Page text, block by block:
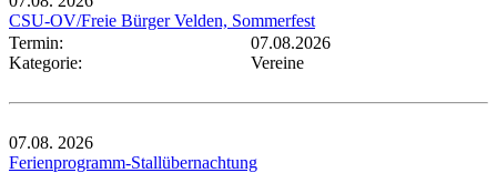
CSU-OV/Freie Bürger Velden, Sommerfest
Termin:
07.08.2026
Kategorie:
Vereine
07.08. 2026
Ferienprogramm-Stallübernachtung